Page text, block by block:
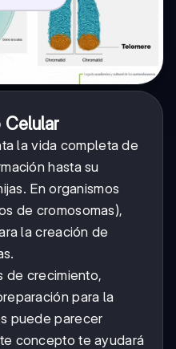
Celular
la vida completa de
hasta su
En organismos
de cromosomas),
la creación de
de crecimiento,
para la
puede parecer
concepto te ayudará